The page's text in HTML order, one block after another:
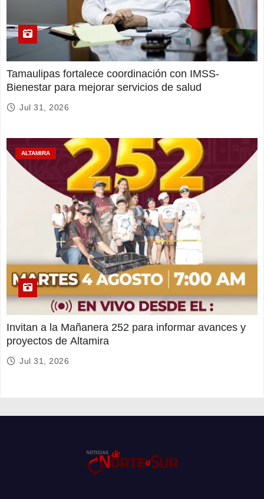
Tamaulipas fortalece coordinación con IMSS-
Bienestar para mejorar servicios de salud
Jul 31, 2026
ALTAMIRA
Invitan a la Mañanera 252 para informar avances y
proyectos de Altamira
Jul 31, 2026